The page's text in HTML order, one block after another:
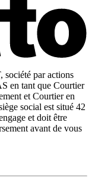
société par actions
en tant que Courtier
et Courtier en
social est situé 42
et doit être
avant de vous